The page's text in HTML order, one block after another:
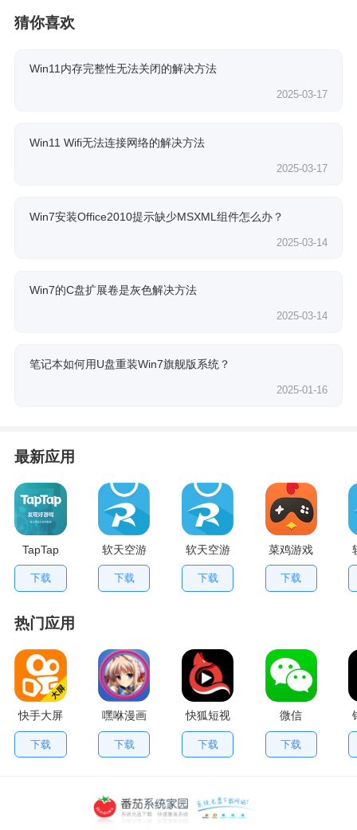
猜你喜欢
Win11内存完整性无法关闭的解决方法
2025-03-17
Win11 Wifi无法连接网络的解决方法
2025-03-17
Win7安装Office2010提示缺少MSXML组件怎么办？
2025-03-14
Win7的C盘扩展卷是灰色解决方法
2025-03-14
笔记本如何用U盘重装Win7旗舰版系统？
2025-01-16
最新应用
TapTap
V2.84.0
手机版
下载
软天空游
戏盒应用
下载
软天空游
戏大全
App
下载
菜鸡游戏
不用排队
版
下载
热门应用
快手大屏
版
下载
嘿咻漫画
下载
快狐短视
频
下载
微信
下载